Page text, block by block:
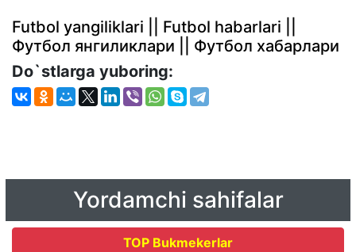
Futbol yangiliklari || Futbol habarlari ||
Футбол янгиликлари || Футбол хабарлари
Do`stlarga yuboring:
Yordamchi sahifalar
TOP Bukmekerlar